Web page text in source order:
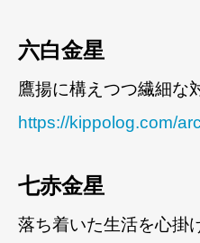
六白金星
鷹揚に構えつつ繊細な
https://kippolog.com/
七赤金星
落ち着いた生活を心掛